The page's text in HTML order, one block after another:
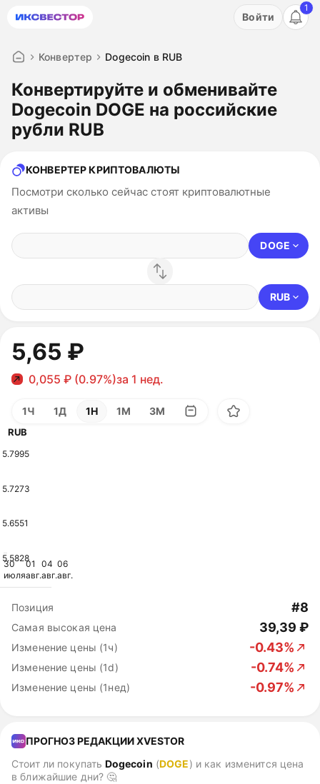
Акция: бесплатный пробный период на 3 дня!
Войти
1
Конвертер Dogecoin в RUB
Конвертируйте и обменивайте
Dogecoin DOGE на российские
рубли RUB
КОНВЕРТЕР КРИПТОВАЛЮТЫ
Посмотри сколько сейчас стоят криптовалютные
активы
DOGE
RUB
5,65 ₽
0,055 ₽ (0.97%)за 1 нед.
1Ч 1Д 1Н 1М 3М
30
июля
01
авг.
04
авг.
06
авг.
RUB
5.7995
5.7273
5.6551
5.5828
Позиция #8
Самая высокая цена 39,39 ₽
Изменение цены (1ч) -0.43%
Изменение цены (1d) -0.74%
Изменение цены (1нед) -0.97%
ПРОГНОЗ РЕДАКЦИИ XVESTOR
Стоит ли покупать Dogecoin (DOGE) и как изменится цена
в ближайшие дни? 🤔